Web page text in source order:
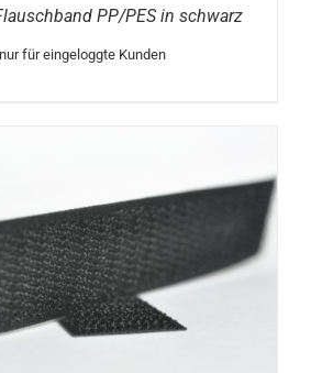
PP/PES in schwarz
für eingeloggte Kunden